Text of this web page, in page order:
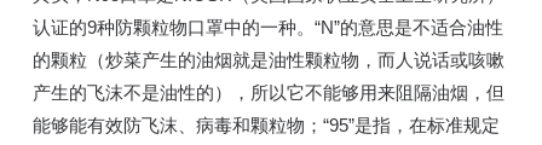
认证的9种防颗粒物口罩中的一种。“N”的意思是不适合油性
的颗粒（炒菜产生的油烟就是油性颗粒物，而人说话或咳嗽
产生的飞沫不是油性的），所以它不能够用来阻隔油烟，但
能够能有效防飞沫、病毒和颗粒物；“95”是指，在标准规定